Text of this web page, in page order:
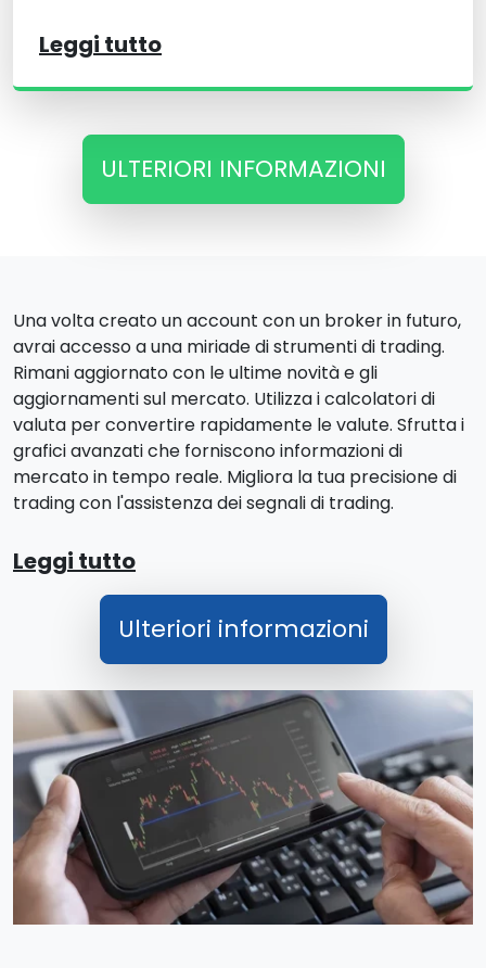
Leggi tutto
ULTERIORI INFORMAZIONI
Una volta creato un account con un broker in futuro,
avrai accesso a una miriade di strumenti di trading.
Rimani aggiornato con le ultime novità e gli
aggiornamenti sul mercato. Utilizza i calcolatori di
valuta per convertire rapidamente le valute. Sfrutta i
grafici avanzati che forniscono informazioni di
mercato in tempo reale. Migliora la tua precisione di
trading con l'assistenza dei segnali di trading.
Leggi tutto
Ulteriori informazioni